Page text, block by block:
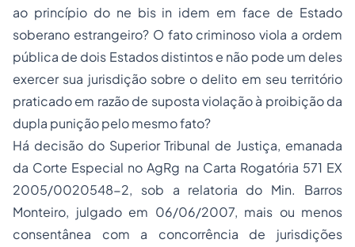
ao princípio do ne bis in idem em face de Estado
soberano estrangeiro? O fato criminoso viola a ordem
pública de dois Estados distintos e não pode um deles
exercer sua jurisdição sobre o delito em seu território
praticado em razão de suposta violação à proibição da
dupla punição pelo mesmo fato?
Há decisão do Superior Tribunal de Justiça, emanada
da Corte Especial no AgRg na Carta Rogatória 571 EX
2005/0020548-2, sob a relatoria do Min. Barros
Monteiro, julgado em 06/06/2007, mais ou menos
consentânea com a concorrência de jurisdições